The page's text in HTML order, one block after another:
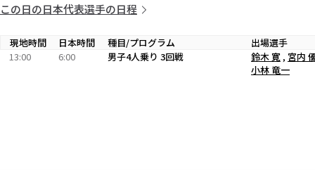
この日の日本代表選手の日程
現地時間 日本時間 種目/プログラム
出場選手
13:00
6:00 男子4人乗り 3回戦 鈴木 寛 , 宮内
小林 竜一